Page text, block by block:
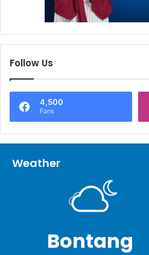
Follow Us
4,500
Fans
Weather
Bontang